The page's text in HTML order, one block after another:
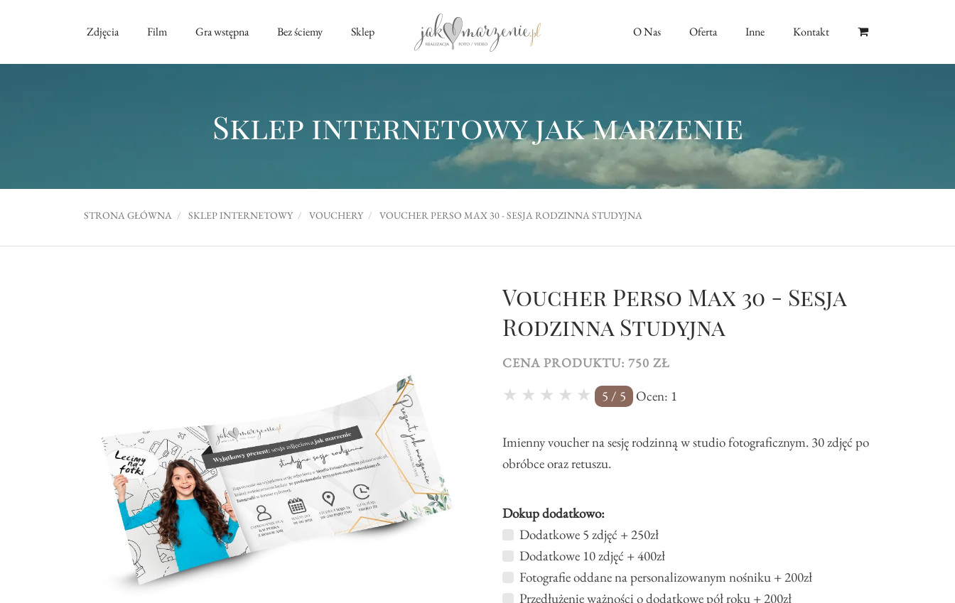
Zdjęcia Film Gra wstępna Bez ściemy Sklep O Nas Oferta Inne Kontakt
Sklep internetowy jak marzenie
STRONA GŁÓWNA SKLEP INTERNETOWY VOUCHERY VOUCHER PERSO MAX 30 - SESJA RODZINNA STUDYJNA
Voucher Perso Max 30 - Sesja
Rodzinna Studyjna
CENA PRODUKTU: 750 ZŁ
★ ★ ★ ★ ★ 5 / 5 Ocen: 1
Imienny voucher na sesję rodzinną w studio fotograficznym. 30 zdjęć po
obróbce oraz retuszu.
Dokup dodatkowo:
Dodatkowe 5 zdjęć + 250zł
Dodatkowe 10 zdjęć + 400zł
Fotografie oddane na personalizowanym nośniku + 200zł
Przedłużenie ważności o dodatkowe pół roku + 200zł